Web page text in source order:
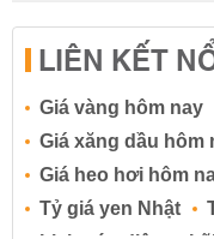
LIÊN KẾT
Giá vàng hôm nay
Giá xăng dầu hôm
Giá heo hơi hôm
Tỷ giá yen Nhật